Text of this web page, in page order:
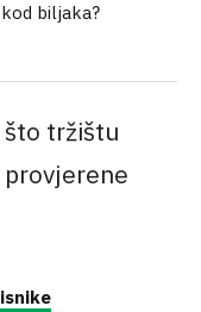
biljaka?
tržištu